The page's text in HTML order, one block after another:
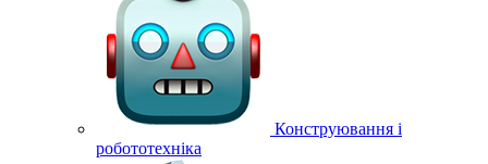
Конструювання і
робототехніка